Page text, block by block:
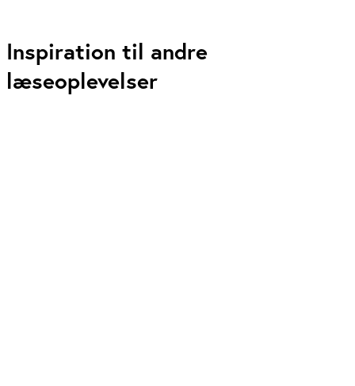
Inspiration til andre
læseoplevelser